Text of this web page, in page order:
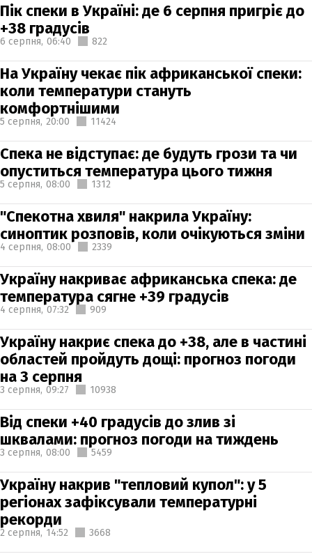
Пік спеки в Україні: де 6 серпня пригріє до
+38 градусів
6 серпня, 06:40 822
На Україну чекає пік африканської спеки:
коли температури стануть
комфортнішими
5 серпня, 20:00 11424
Спека не відступає: де будуть грози та чи
опуститься температура цього тижня
5 серпня, 08:00 1312
"Спекотна хвиля" накрила Україну:
синоптик розповів, коли очікуються зміни
4 серпня, 08:00 2339
Україну накриває африканська спека: де
температура сягне +39 градусів
4 серпня, 07:32 909
Україну накриє спека до +38, але в частині
областей пройдуть дощі: прогноз погоди
на 3 серпня
3 серпня, 09:27 10938
Від спеки +40 градусів до злив зі
шквалами: прогноз погоди на тиждень
3 серпня, 08:00 5459
Україну накрив "тепловий купол": у 5
регіонах зафіксували температурні
рекорди
2 серпня, 14:52 3668